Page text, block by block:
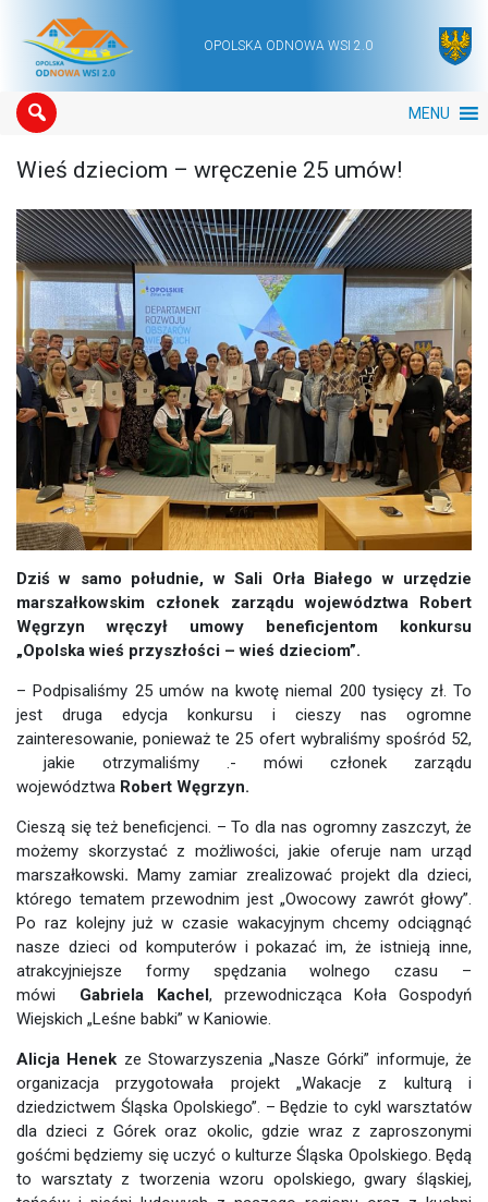
Main NavigationOPOLSKA ODNOWA WSI 2.0
MENU
Wieś dzieciom – wręczenie 25 umów!
Dziś w samo południe, w Sali Orła Białego w urzędzie
marszałkowskim członek zarządu województwa Robert
Węgrzyn wręczył umowy beneficjentom konkursu
„Opolska wieś przyszłości – wieś dzieciom”.
– Podpisaliśmy 25 umów na kwotę niemal 200 tysięcy zł. To
jest druga edycja konkursu i cieszy nas ogromne
zainteresowanie, ponieważ te 25 ofert wybraliśmy spośród 52,
jakie otrzymaliśmy .- mówi członek zarządu
województwa Robert Węgrzyn.
Cieszą się też beneficjenci. – To dla nas ogromny zaszczyt, że
możemy skorzystać z możliwości, jakie oferuje nam urząd
marszałkowski.
Mamy zamiar zrealizować projekt dla dzieci,
którego tematem przewodnim jest „Owocowy zawrót głowy”.
Po raz kolejny już w czasie wakacyjnym chcemy odciągnąć
nasze dzieci od komputerów i pokazać im, że istnieją inne,
atrakcyjniejsze formy spędzania wolnego czasu –
mówi
Gabriela Kachel , przewodnicząca Koła Gospodyń
Wiejskich „Leśne babki” w Kaniowie.
Alicja Henek ze Stowarzyszenia „Nasze Górki” informuje, że
organizacja przygotowała projekt „Wakacje z kulturą i
dziedzictwem Śląska Opolskiego”. – Będzie to cykl warsztatów
dla dzieci z Górek oraz okolic, gdzie wraz z zaproszonymi
gośćmi będziemy się uczyć o kulturze Śląska Opolskiego. Będą
to warsztaty z tworzenia wzoru opolskiego, gwary śląskiej,